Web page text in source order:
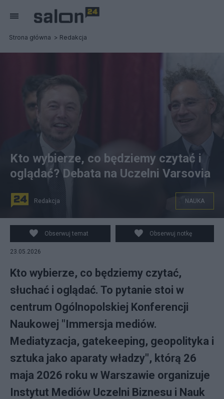
Strona główna Redakcja
: Alex Karp założyciel firmy Palantir i Elon Musk mają
więcej władzy niż rządy/East News
Kto wybierze, co będziemy czytać i
oglądać? Debata na Uczelni Varsovia
Redakcja NAUKA
Obserwuj temat Obserwuj notkę
23.05.2026
Kto wybierze, co będziemy czytać,
słuchać i oglądać. To pytanie stoi w
centrum Ogólnopolskiej Konferencji
Naukowej "Immersja mediów.
Mediatyzacja, gatekeeping, geopolityka i
sztuka jako aparaty władzy", którą 26
maja 2026 roku w Warszawie organizuje
Instytut Mediów Uczelni Biznesu i Nauk